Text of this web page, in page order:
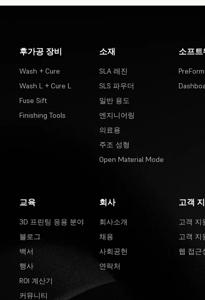
후가공 장비
Wash + Cure
Wash L + Cure L
Fuse Sift
Finishing Tools
소재
SLA 레진
SLS 파우더
일반 용도
엔지니어링
의료용
주조 성형
Open Material Mode
소프트
PreForm
교육
3D 프린팅 응용 분야
블로그
백서
행사
ROI 계산기
커뮤니티
회사
회사소개
채용
사회공헌
연락처
고객
고객 지
고객 지
웹 접근